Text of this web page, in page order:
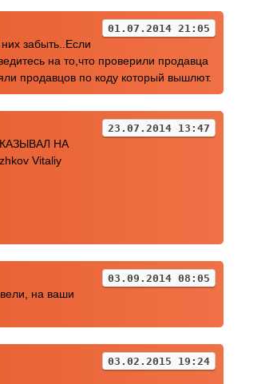
01.07.2014 21:05
забыть..Если
на то,что проверили продавца
продавцов по коду который вышлют.
23.07.2014 13:47
НА
Vitaliy
03.09.2014 08:05
на ваши
03.02.2015 19:24